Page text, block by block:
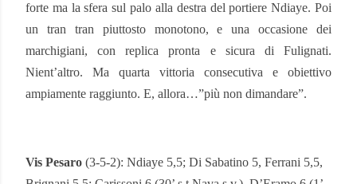
forte ma la sfera sul palo alla destra del portiere Ndiaye. Poi
un tran tran piuttosto monotono, e una occasione dei
marchigiani, con replica pronta e sicura di Fulignati.
Nient’altro. Ma quarta vittoria consecutiva e obiettivo
ampiamente raggiunto. E, allora…”più non dimandare”.
Vis Pesaro (3-5-2): Ndiaye 5,5; Di Sabatino 5, Ferrani 5,5,